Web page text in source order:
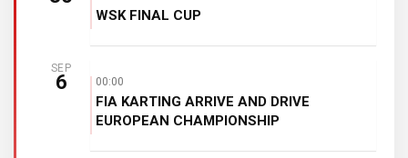
WSK FINAL CUP
SEP
6 00:00
FIA KARTING ARRIVE AND DRIVE
EUROPEAN CHAMPIONSHIP